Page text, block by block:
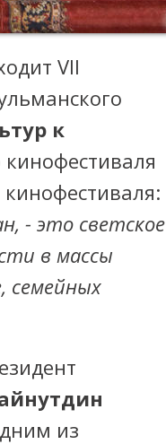
VII
к
- это светское
в массы
семейных
из